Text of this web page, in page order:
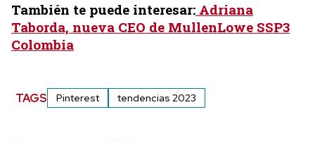
También te puede interesar: Adriana
Taborda, nueva CEO de MullenLowe SSP3
Colombia
TAGS Pinterest tendencias 2023